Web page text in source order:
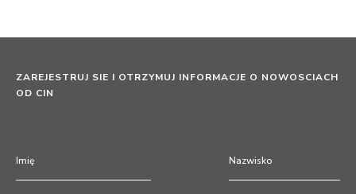
ZAREJESTRUJ SIE I OTRZYMUJ INFORMACJE O NOWOSCIACH
OD CIN